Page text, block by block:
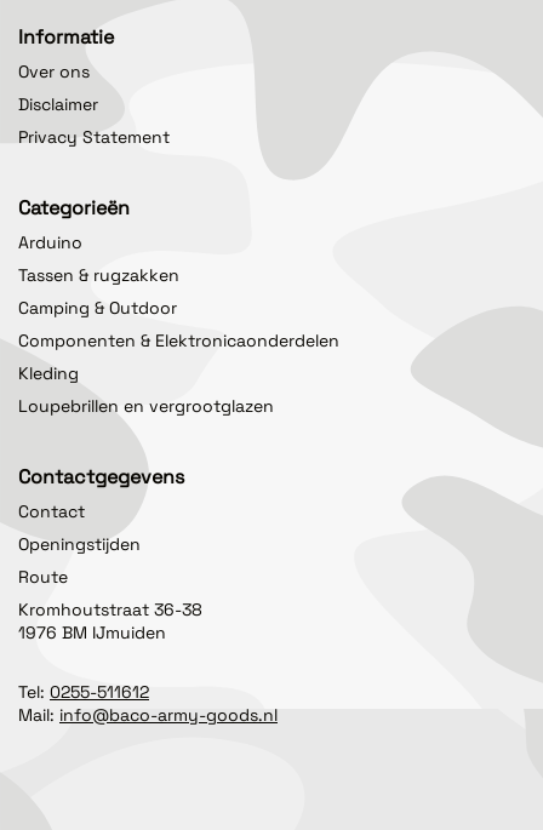
Informatie
Over ons
Disclaimer
Privacy Statement
Categorieën
Arduino
Tassen & rugzakken
Camping & Outdoor
Componenten & Elektronicaonderdelen
Kleding
Loupebrillen en vergrootglazen
Contactgegevens
Contact
Openingstijden
Route
Kromhoutstraat 36-38
1976 BM IJmuiden
Tel: 0255-511612
Mail: info@baco-army-goods.nl